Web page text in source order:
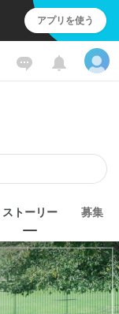
アプリを使う
ストーリー 募集